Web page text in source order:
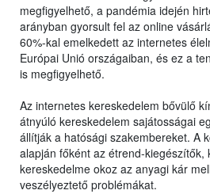
megfigyelhető, a pandémia idején
arányban gyorsult fel az online
60%-kal emelkedett az internetes
Európai Unió országaiban, és ez a
is megfigyelhető.
Az internetes kereskedelem bővülő
átnyúló kereskedelem sajátosságai
állítják a hatósági szakembereket. A
alapján főként az étrend-kiegészítők,
kereskedelme okoz az anyagi kár
veszélyeztető problémákat.